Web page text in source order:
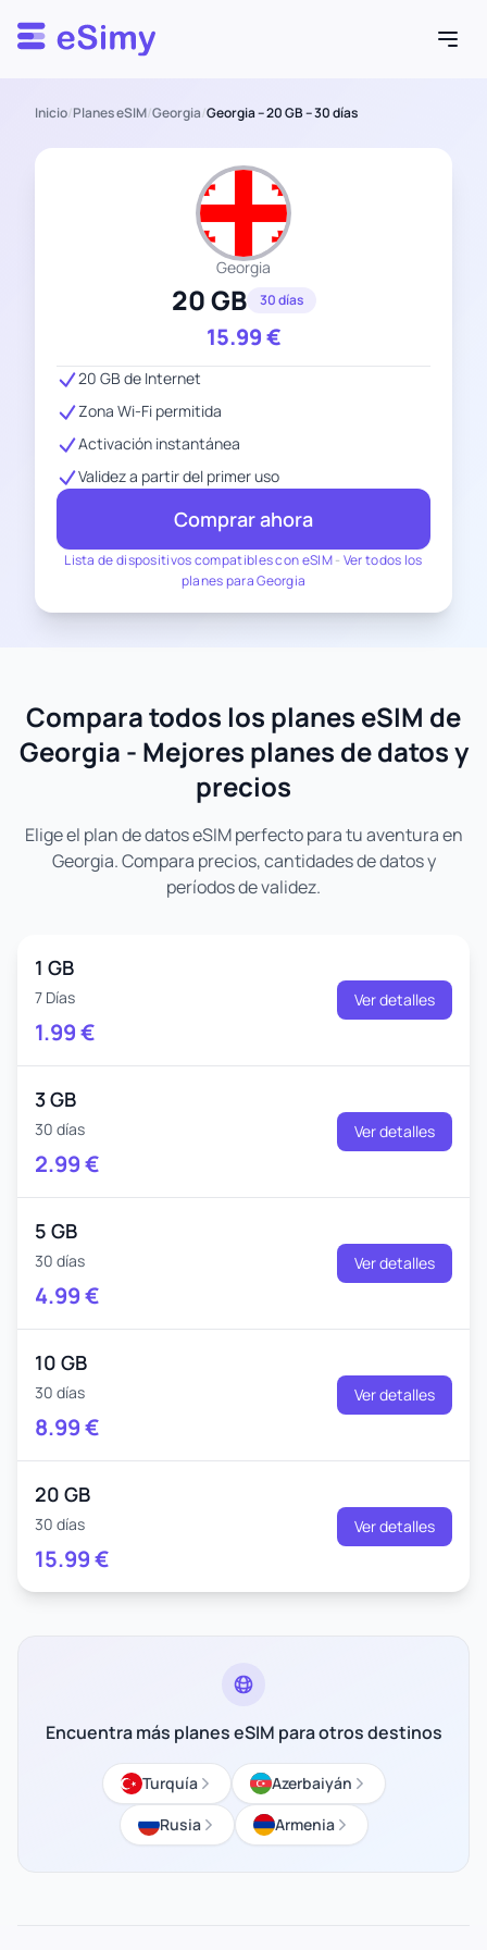
Esimy
Inicio/Planes eSIM/Georgia/Georgia – 20 GB – 30 días
Georgia
20 GB 30 días
15.99€
Lista de dispositivos compatibles con eSIM- Ver todos los
planes para Georgia
20 GB de Internet
Zona Wi-Fi permitida
Activación instantánea
Validez a partir del primer uso
Comprar ahora
Compara todos los planes eSIM de
Georgia - Mejores planes de datos y
precios
Elige el plan de datos eSIM perfecto para tu aventura en
Georgia. Compara precios, cantidades de datos y
períodos de validez.
1 GB
7 Días
1.99€
Ver detalles
3 GB
30 días
2.99€
Ver detalles
5 GB
30 días
4.99€
Ver detalles
10 GB
30 días
8.99€
Ver detalles
20 GB
30 días
15.99€
Ver detalles
Encuentra más planes eSIM para otros destinos
Turquía
Azerbaiyán
Rusia
Armenia